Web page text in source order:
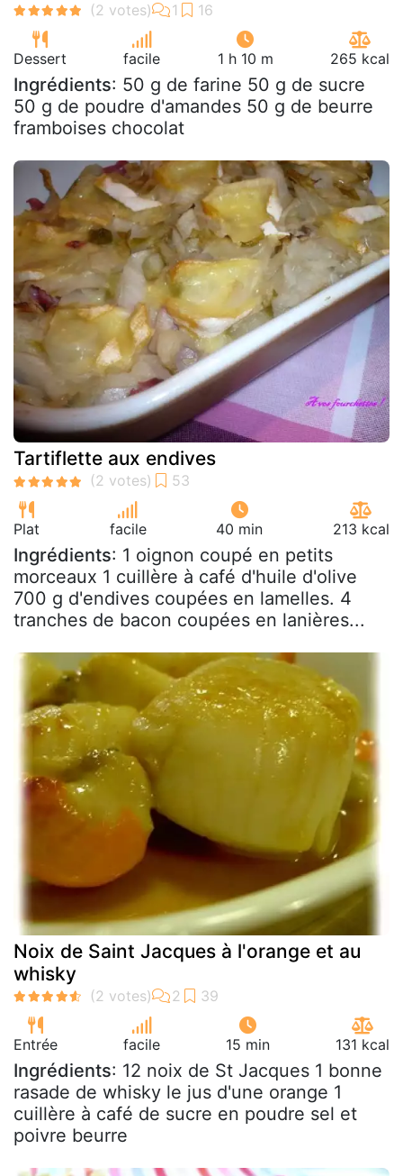
Dessert facile 1 h 10 m 265 kcal
Ingrédients: 50 g de farine 50 g de sucre
50 g de poudre d'amandes 50 g de beurre
framboises chocolat
Tartiflette aux endives
Plat facile 40 min 213 kcal
Ingrédients: 1 oignon coupé en petits
morceaux 1 cuillère à café d'huile d'olive
700 g d'endives coupées en lamelles. 4
tranches de bacon coupées en lanières...
Noix de Saint Jacques à l'orange et au
whisky
Entrée facile 15 min 131 kcal
Ingrédients: 12 noix de St Jacques 1 bonne
rasade de whisky le jus d'une orange 1
cuillère à café de sucre en poudre sel et
poivre beurre